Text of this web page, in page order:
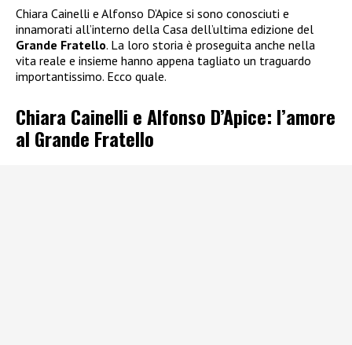
Chiara Cainelli e Alfonso D’Apice si sono conosciuti e
innamorati all’interno della Casa dell’ultima edizione del
Grande Fratello. La loro storia è proseguita anche nella
vita reale e insieme hanno appena tagliato un traguardo
importantissimo. Ecco quale.
Chiara Cainelli e Alfonso D’Apice: l’amore
al Grande Fratello